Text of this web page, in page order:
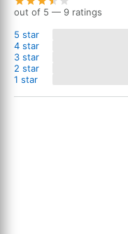
out of 5 — 9 ratings
5 star
4 star
3 star
2 star
1 star